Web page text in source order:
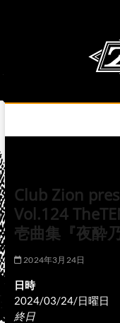
Club Zion
Vol.124
壱曲集『夜酔
2024年3月24日
日時
2024/03/24/日曜日
終日